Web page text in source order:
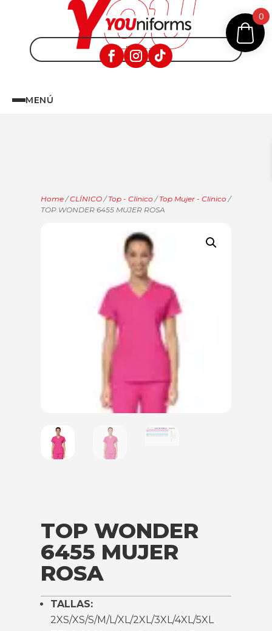
MENÚ
Home /CLÍNICO /Top - Clínico /Top Mujer - Clínico /
TOP WONDER 6455 MUJER ROSA
TOP WONDER
6455 MUJER
ROSA
TALLAS:
2XS/XS/S/M/L/XL/2XL/3XL/4XL/5XL
0